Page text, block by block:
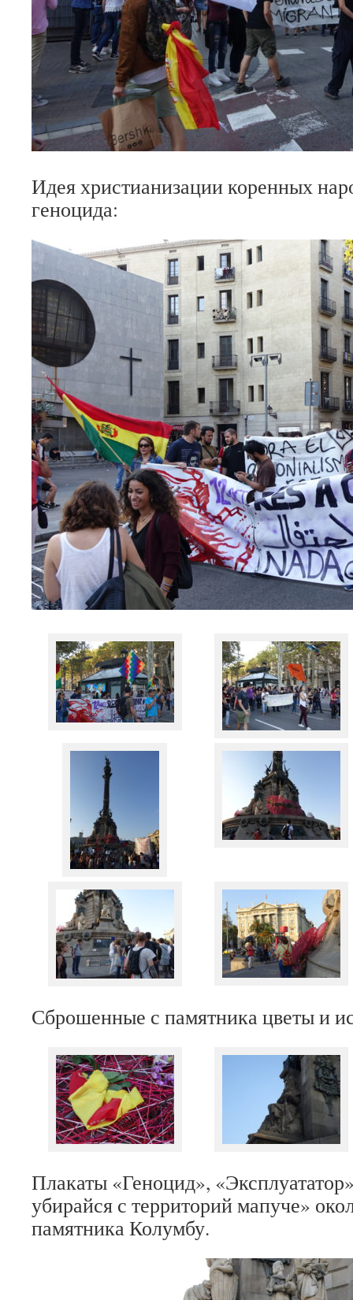
Идея христианизации коренных
геноцида:
Сброшенные с памятника цветы и
Плакаты «Геноцид»,
убирайся с территорий мапуче»
памятника Колумбу.